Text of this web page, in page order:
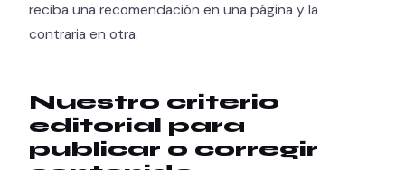
reciba una recomendación en una página y la
contraria en otra.
Nuestro criterio
editorial para
publicar o corregir